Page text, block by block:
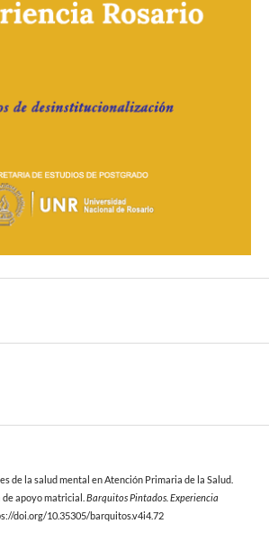
de la salud mental en Atención Primaria de la Salud.
apoyo matricial. Barquitos Pintados. Experiencia
doi.org/10.35305/barquitos.v4i4.72